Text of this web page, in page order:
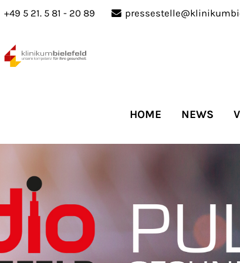
24h/
365days
We offer support for our
customers
+49 5 21. 5 81 - 20 89
HOME NEWS